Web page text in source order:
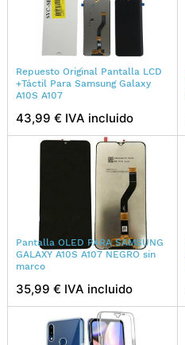
Repuesto Original Pantalla LCD
+Táctil Para Samsung Galaxy
A10S A107
43,99 € IVA incluido
Pantalla OLED PARA SAMSUNG
GALAXY A10S A107 NEGRO sin
marco
35,99 € IVA incluido